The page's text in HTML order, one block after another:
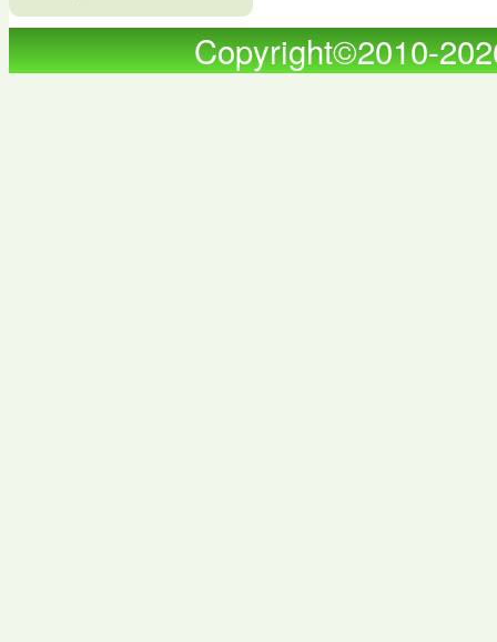
Copyright©2010-